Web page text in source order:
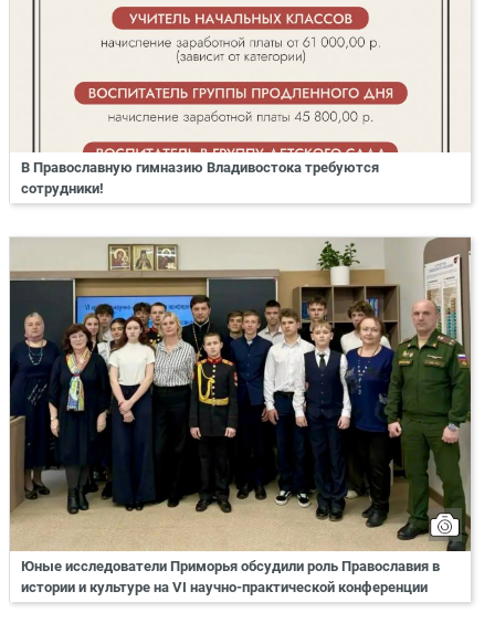
В Православную гимназию Владивостока требуются
сотрудники!
Юные исследователи Приморья обсудили роль Православия в
истории и культуре на VI научно-практической конференции